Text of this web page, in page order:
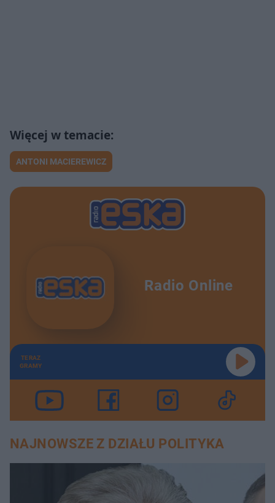
ANTONI MACIEREWICZ
Radio Online
TERAZ
GRAMY
NAJNOWSZE Z DZIAŁU POLITYKA